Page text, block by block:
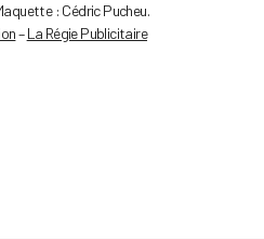
: Cédric Pucheu.
–La Régie Publicitaire